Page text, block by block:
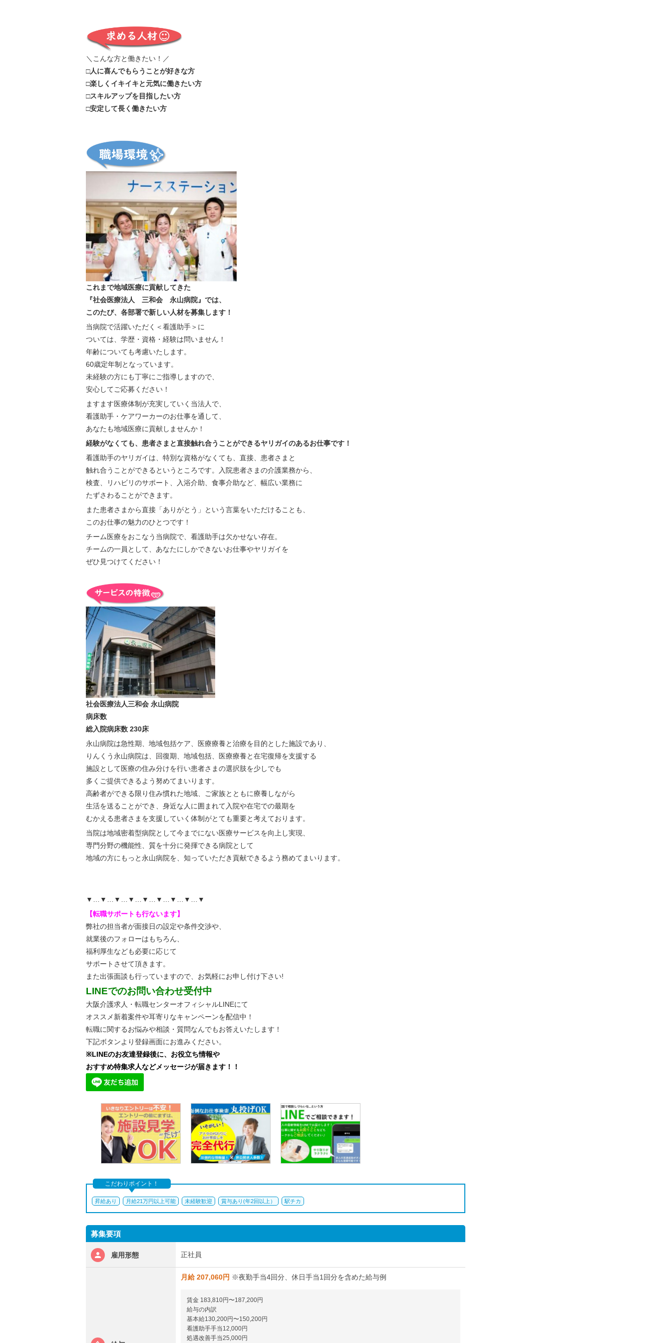
＼こんな方と働きたい！／
□人に喜んでもらうことが好きな方
□楽しくイキイキと元気に働きたい方
□スキルアップを目指したい方
□安定して長く働きたい方
これまで地域医療に貢献してきた
『社会医療法人 三和会 永山病院』では、
このたび、各部署で新しい人材を募集します！
当病院で活躍いただく＜看護助手＞に
ついては、学歴・資格・経験は問いません！
年齢についても考慮いたします。
60歳定年制となっています。
未経験の方にも丁寧にご指導しますので、
安心してご応募ください！
ますます医療体制が充実していく当法人で、
看護助手・ケアワーカーのお仕事を通して、
あなたも地域医療に貢献しませんか！
経験がなくても、患者さまと直接触れ合うことができるヤリガイのあるお仕事です！
看護助手のヤリガイは、特別な資格がなくても、直接、患者さまと
触れ合うことができるというところです。入院患者さまの介護業務から、
検査、リハビリのサポート、入浴介助、食事介助など、幅広い業務に
たずさわることができます。
また患者さまから直接「ありがとう」という言葉をいただけることも、
このお仕事の魅力のひとつです！
チーム医療をおこなう当病院で、看護助手は欠かせない存在。
チームの一員として、あなたにしかできないお仕事やヤリガイを
ぜひ見つけてください！
社会医療法人三和会 永山病院
病床数
総入院病床数 230床
永山病院は急性期、地域包括ケア、医療療養と治療を目的とした施設であり、
りんくう永山病院は、回復期、地域包括、医療療養と在宅復帰を支援する
施設として医療の住み分けを行い患者さまの選択肢を少しでも
多くご提供できるよう努めてまいります。
高齢者ができる限り住み慣れた地域、ご家族とともに療養しながら
生活を送ることができ、身近な人に囲まれて入院や在宅での最期を
むかえる患者さまを支援していく体制がとても重要と考えております。
当院は地域密着型病院として今までにない医療サービスを向上し実現、
専門分野の機能性、質を十分に発揮できる病院として
地域の方にもっと永山病院を、知っていただき貢献できるよう務めてまいります。
▼…▼…▼…▼…▼…▼…▼…▼…▼
【転職サポートも行ないます】
弊社の担当者が面接日の設定や条件交渉や、
就業後のフォローはもちろん、
福利厚生なども必要に応じて
サポートさせて頂きます。
また出張面談も行っていますので、 お気軽にお申し付け下さい!
LINEでのお問い合わせ受付中
大阪介護求人・転職センターオフィシャルLINEにて
オススメ新着案件や耳寄りなキャンペーンを配信中！
転職に関するお悩みや相談・質問なんでもお答えいたします！
下記ボタンより登録画面にお進みください。
※LINEのお友達登録後に、お役立ち情報や
おすすめ特集求人などメッセージが届きます！！
こだわりポイント！
昇給あり 月給21万円以上可能 未経験歓迎 賞与あり(年2回以上） 駅チカ
募集要項
雇用形態 正社員
月給 207,060円 ※夜勤手当4回分、休日手当1回分を含めた給与例
賃金 183,810円〜187,200円
給与の内訳
基本給130,200円〜150,200円
看護助手手当12,000円
処遇改善手当25,000円